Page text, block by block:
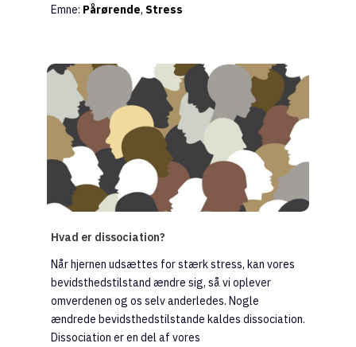
Emne: Pårørende, Stress
Hvad er dissociation?
Når hjernen udsættes for stærk stress, kan vores
bevidsthedstilstand ændre sig, så vi oplever
omverdenen og os selv anderledes. Nogle
ændrede bevidsthedstilstande kaldes dissociation.
Dissociation er en del af vores